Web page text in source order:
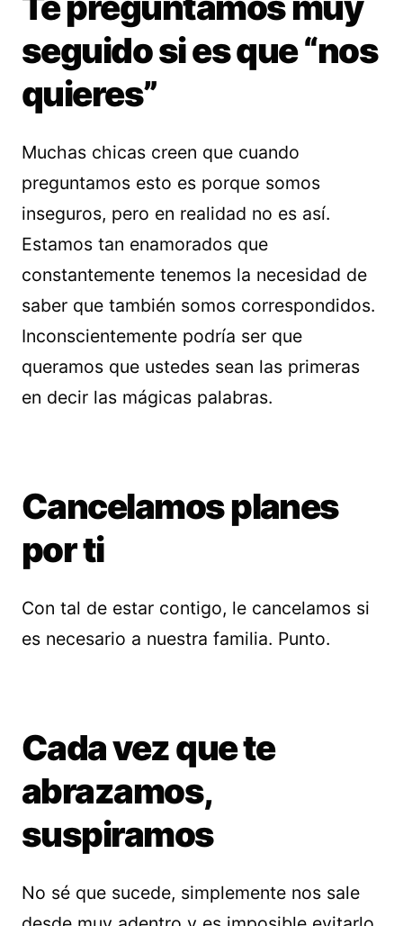
seguido si es que “nos
quieres”
Muchas chicas creen que cuando
preguntamos esto es porque somos
inseguros, pero en realidad no es así.
Estamos tan enamorados que
constantemente tenemos la necesidad de
saber que también somos correspondidos.
Inconscientemente podría ser que
queramos que ustedes sean las primeras
en decir las mágicas palabras.
Cancelamos planes
por ti
Con tal de estar contigo, le cancelamos si
es necesario a nuestra familia. Punto.
Cada vez que te
abrazamos,
suspiramos
No sé que sucede, simplemente nos sale